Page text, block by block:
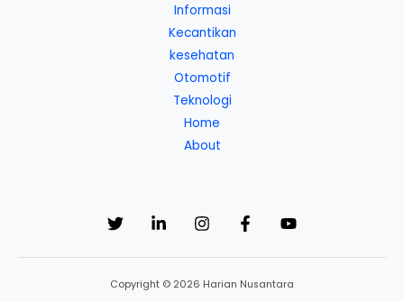
Informasi
Kecantikan
kesehatan
Otomotif
Teknologi
Home
About
Copyright © 2026 Harian Nusantara